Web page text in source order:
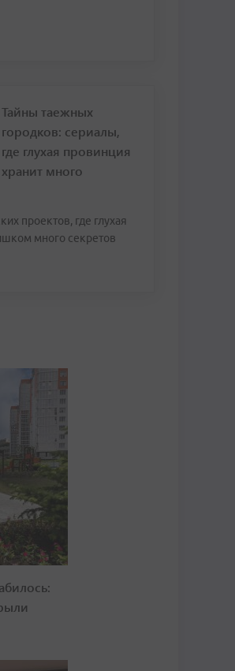
Тайны таежных
городков: сериалы,
где глухая провинция
хранит много
проектов, где глухая
много секретов